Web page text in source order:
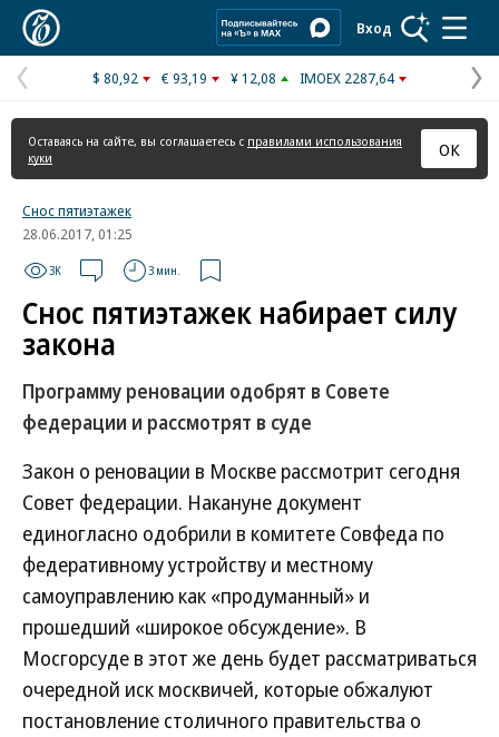
Вход
Предыдущая
страница
$ 80,92 € 93,19 ¥ 12,08 IMOEX 2287,64
Оставаясь на сайте, вы соглашаетесь с правилами использования
куки
ОК
Снос пятиэтажек
28.06.2017, 01:25
3K 3 мин.
Снос пятиэтажек набирает силу
закона
Программу реновации одобрят в Совете
федерации и рассмотрят в суде
Закон о реновации в Москве рассмотрит сегодня
Совет федерации. Накануне документ
единогласно одобрили в комитете Совфеда по
федеративному устройству и местному
самоуправлению как «продуманный» и
прошедший «широкое обсуждение». В
Мосгорсуде в этот же день будет рассматриваться
очередной иск москвичей, которые обжалуют
постановление столичного правительства о